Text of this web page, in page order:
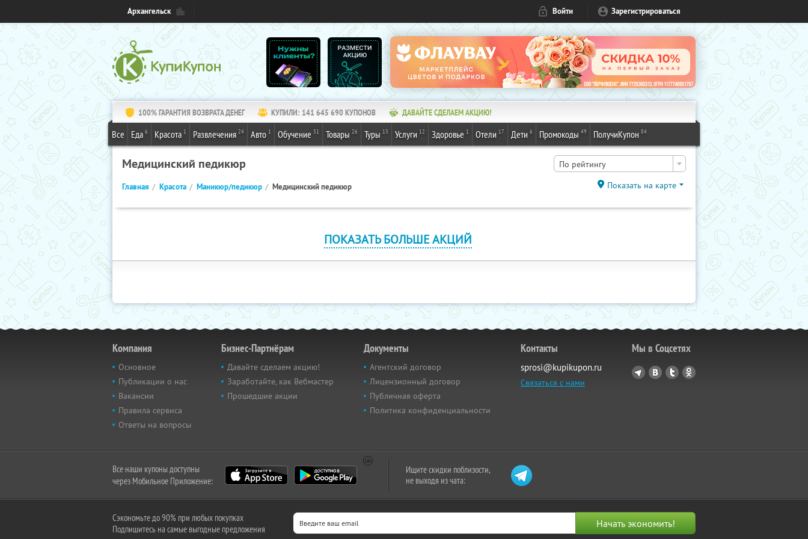
Архангельск Войти Зарегистрироваться
100% ГАРАНТИЯ ВОЗВРАТА ДЕНЕГ КУПИЛИ: 141 645 690КУПОНОВ ДАВАЙТЕ СДЕЛАЕМ АКЦИЮ!
Все Еда 6 Красота 1 Развлечения 24 Авто 1 Обучение 31 Товары 26 Туры 13 Услуги 12 Здоровье 1 Отели 17 Дети 6 Промокоды 49 ПолучиКупон 84
Медицинский педикюр По рейтингу
Главная Красота Маникюр/педикюр Медицинский педикюр Показать на карте
ПОКАЗАТЬ БОЛЬШЕ АКЦИЙ
Компания
Основное
Публикации о нас
Вакансии
Правила сервиса
Ответы на вопросы
Бизнес-Партнёрам
Давайте сделаем акцию!
Заработайте, как Вебмастер
Прошедшие акции
Документы
Агентский договор
Лицензионный договор
Публичная оферта
Политика конфиденциальности
Контакты
sprosi@kupikupon.ru
Связаться с нами
Мы в Соцсетях
Все наши купоны доступны
через Мобильное Приложение:
Ищите скидки поблизости,
не выходя из чата:
Сэкономьте до 90% при любых покупках
Подпишитесь на самые выгодные предложения